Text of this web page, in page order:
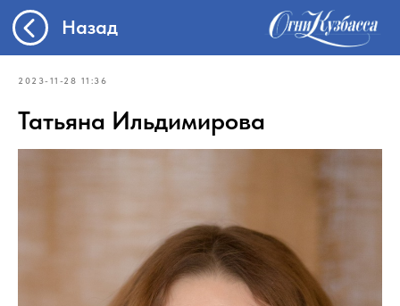
Назад
2023-11-28 11:36
Татьяна Ильдимирова